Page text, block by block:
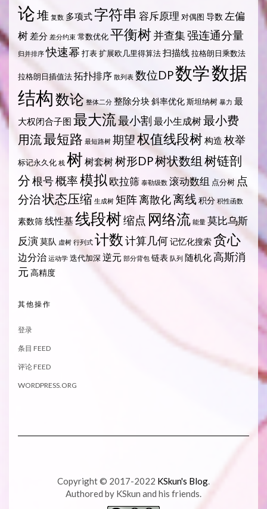
论堆 复数 多项式字符串 容斥原理 对偶图 导数 左偏
树 差分 差分约束 常数优化平衡树并查集强连通分量
归并排序 快速幂 打表扩展欧几里得算法扫描线拉格朗日乘数法
拉格朗日插值法拓扑排序 散列表 数位DP数学数据
结构数论 整体二分 整除分块斜率优化斯坦纳树 暴力 最
大权闭合子图 最大流最小割 最小生成树最小费
用流最短路 最短路树 期望权值线段树构造 枚举
标记永久化 栈 树 树套树树形DP树状数组 树链剖
分根号概率模拟 欧拉筛 泰勒级数 滚动数组 点分树 点
分治状态压缩 生成树 矩阵离散化离线积分 积性函数
素数筛线性基 线段树缩点 网络流 能量 莫比乌斯
反演莫队 虚树 行列式 计数计算几何记忆化搜索贪心
边分治 运动学 迭代加深逆元 部分背包 链表 队列 随机化高斯消
元 高精度
其他操作
登录
条目 FEED
评论 FEED
WORDPRESS.ORG
Copyright © 2017-2022 KSkun's Blog.
Authored by KSkun and his friends.